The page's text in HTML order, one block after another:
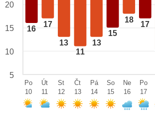
16
17
13
11
13
15
18
17
20
15
10
5
Po
10
Út
11
St
12
Čt
13
Pá
14
So
15
Ne
16
Po
17